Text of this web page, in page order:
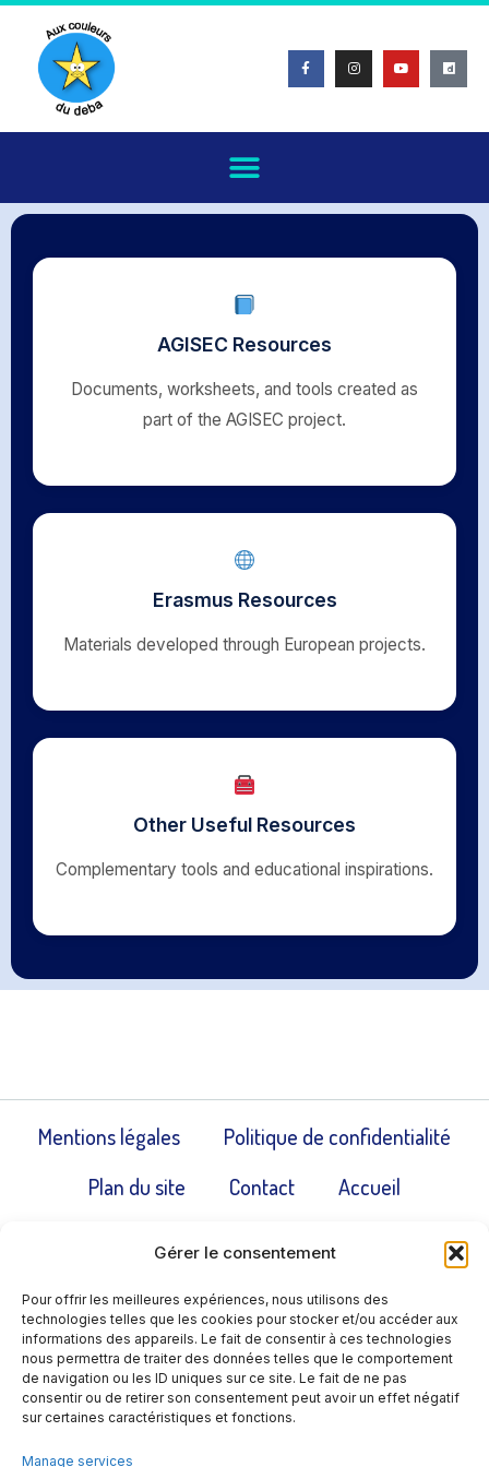
Gérer le consentement
Pour offrir les meilleures expériences, nous utilisons des
technologies telles que les cookies pour stocker et/ou accéder aux
informations des appareils. Le fait de consentir à ces technologies
nous permettra de traiter des données telles que le comportement
de navigation ou les ID uniques sur ce site. Le fait de ne pas
consentir ou de retirer son consentement peut avoir un effet négatif
sur certaines caractéristiques et fonctions.
Manage services
AGISEC Resources
Documents, worksheets, and tools created as
part of the AGISEC project.
Erasmus Resources
Materials developed through European projects.
Other Useful Resources
Complementary tools and educational inspirations.
Mentions légales
Politique de confidentialité
Plan du site
Contact
Accueil